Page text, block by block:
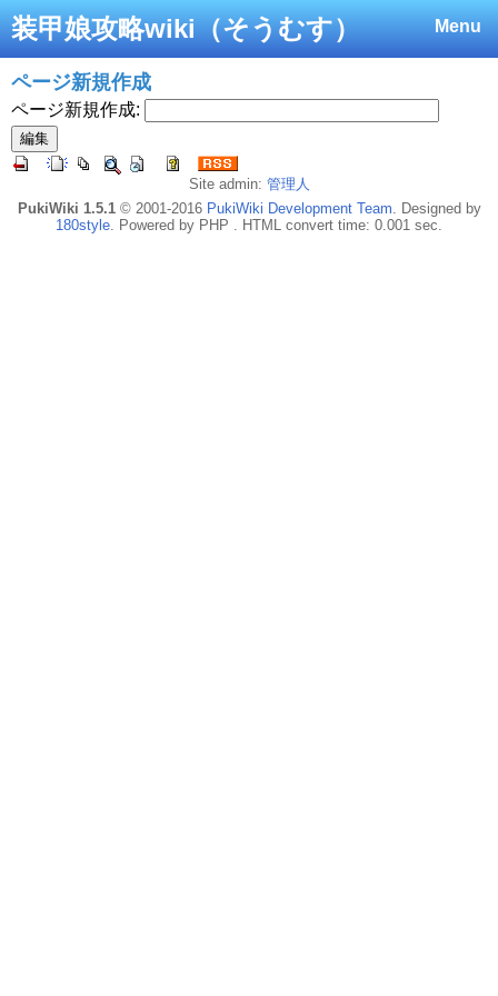
Menu
装甲娘攻略wiki（そうむす）
ページ新規作成
ページ新規作成:
Site admin: 管理人
PukiWiki 1.5.1© 2001-2016 PukiWiki Development Team. Designed by
180style. Powered by PHP . HTML convert time: 0.001 sec.